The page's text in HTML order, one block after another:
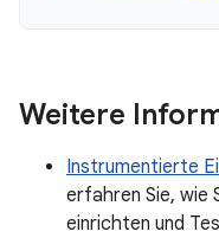
Weitere
Instrumentierte
erfahren Sie, wie
einrichten und